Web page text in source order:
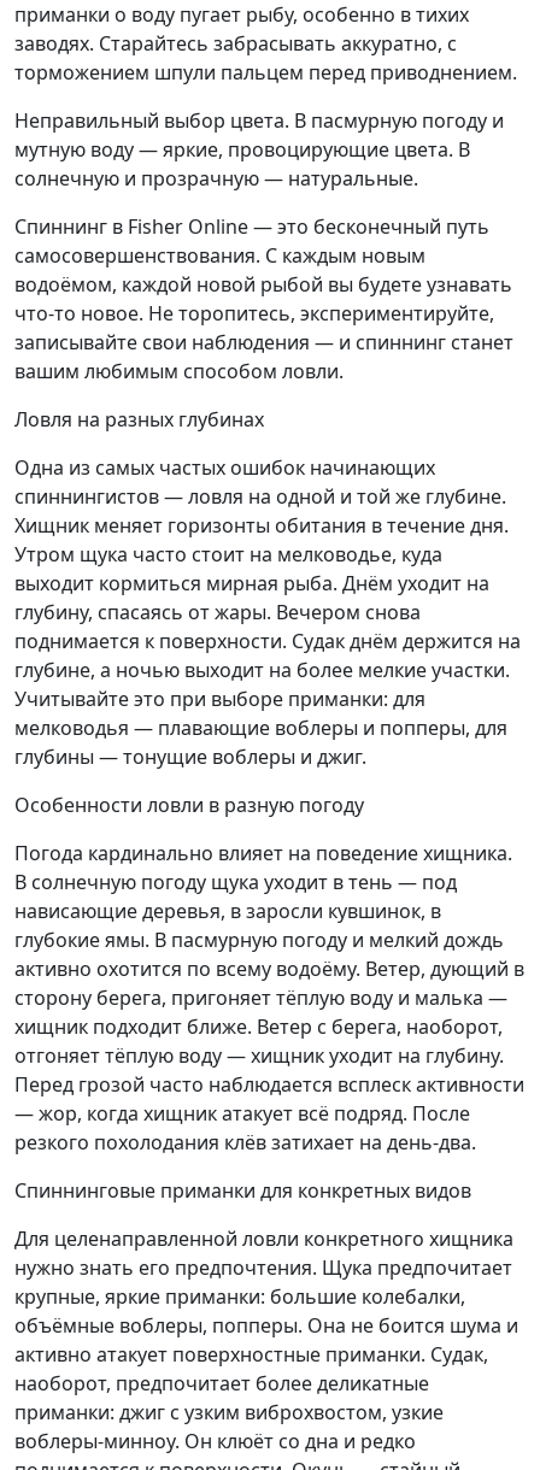
приманки о воду пугает рыбу, особенно в тихих
заводях. Старайтесь забрасывать аккуратно, с
торможением шпули пальцем перед приводнением.
Неправильный выбор цвета. В пасмурную погоду и
мутную воду — яркие, провоцирующие цвета. В
солнечную и прозрачную — натуральные.
Спиннинг в Fisher Online — это бесконечный путь
самосовершенствования. С каждым новым
водоёмом, каждой новой рыбой вы будете узнавать
что-то новое. Не торопитесь, экспериментируйте,
записывайте свои наблюдения — и спиннинг станет
вашим любимым способом ловли.
Ловля на разных глубинах
Одна из самых частых ошибок начинающих
спиннингистов — ловля на одной и той же глубине.
Хищник меняет горизонты обитания в течение дня.
Утром щука часто стоит на мелководье, куда
выходит кормиться мирная рыба. Днём уходит на
глубину, спасаясь от жары. Вечером снова
поднимается к поверхности. Судак днём держится на
глубине, а ночью выходит на более мелкие участки.
Учитывайте это при выборе приманки: для
мелководья — плавающие воблеры и попперы, для
глубины — тонущие воблеры и джиг.
Особенности ловли в разную погоду
Погода кардинально влияет на поведение хищника.
В солнечную погоду щука уходит в тень — под
нависающие деревья, в заросли кувшинок, в
глубокие ямы. В пасмурную погоду и мелкий дождь
активно охотится по всему водоёму. Ветер, дующий в
сторону берега, пригоняет тёплую воду и малька —
хищник подходит ближе. Ветер с берега, наоборот,
отгоняет тёплую воду — хищник уходит на глубину.
Перед грозой часто наблюдается всплеск активности
— жор, когда хищник атакует всё подряд. После
резкого похолодания клёв затихает на день-два.
Спиннинговые приманки для конкретных видов
Для целенаправленной ловли конкретного хищника
нужно знать его предпочтения. Щука предпочитает
крупные, яркие приманки: большие колебалки,
объёмные воблеры, попперы. Она не боится шума и
активно атакует поверхностные приманки. Судак,
наоборот, предпочитает более деликатные
приманки: джиг с узким виброхвостом, узкие
воблеры-минноу. Он клюёт со дна и редко